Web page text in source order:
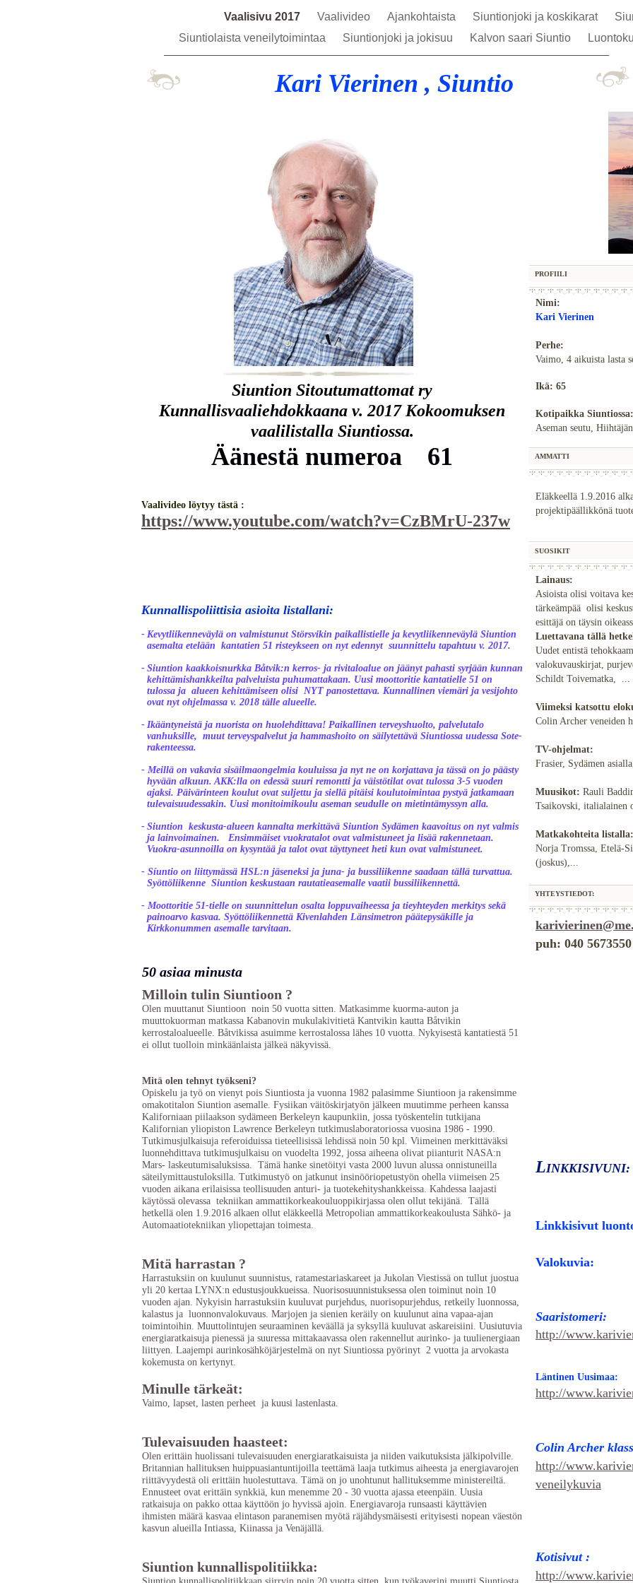
Vaalisivu 2017 Vaalivideo Ajankohtaista Siuntionjoki ja koskikarat
Siuntiolaista veneilytoimintaa
Siuntionjoki ja jokisuu Kalvon saari Siuntio
Kari Vierinen , Siuntio
50 asiaa minusta
Milloin tulin Siuntioon ?
Olen muuttanut Siuntioon noin 50 vuotta sitten. Matkasimme kuorma-auton ja
muuttokuorman matkassa Kabanovin mukulakivitietä Kantvikin kautta Båtvikin
kerrostaloalueelle. Båtvikissa asuimme kerrostalossa lähes 10 vuotta. Nykyisestä kantatiestä 51
ei ollut tuolloin minkäänlaista jälkeä näkyvissä.
Mitä olen tehnyt työkseni?
Opiskelu ja työ on vienyt pois Siuntiosta ja vuonna 1982 palasimme Siuntioon ja rakensimme
omakotitalon Siuntion asemalle. Fysiikan väitöskirjatyön jälkeen muutimme perheen kanssa
Kaliforniaan piilaakson sydämeen Berkeleyn kaupunkiin, jossa työskentelin tutkijana
Kalifornian yliopiston Lawrence Berkeleyn tutkimuslaboratoriossa vuosina 1986 - 1990.
Tutkimusjulkaisuja referoiduissa tieteellisissä lehdissä noin 50 kpl. Viimeinen merkittäväksi
luonnehdittava tutkimusjulkaisu on vuodelta 1992, jossa aiheena olivat piianturit NASA:n
Mars- laskeutumisaluksissa. Tämä hanke sinetöityi vasta 2000 luvun alussa onnistuneilla
säteilymittaustuloksilla. Tutkimustyö on jatkunut insinööriopetustyön ohella viimeisen 25
vuoden aikana erilaisissa teollisuuden anturi- ja tuotekehityshankkeissa. Kahdessa laajasti
käytössä olevassa tekniikan ammattikorkeakouluoppikirjassa olen ollut tekijänä. Tällä
hetkellä olen 1.9.2016 alkaen ollut eläkkeellä Metropolian ammattikorkeakoulusta Sähkö- ja
Automaatiotekniikan yliopettajan toimesta.
Mitä harrastan ?
Harrastuksiin on kuulunut suunnistus, ratamestariaskareet ja Jukolan Viestissä on tullut juostua
yli 20 kertaa LYNX:n edustusjoukkueissa. Nuorisosuunnistuksessa olen toiminut noin 10
vuoden ajan. Nykyisin harrastuksiin kuuluvat purjehdus, nuorisopurjehdus, retkeily luonnossa,
kalastus ja luonnonvalokuvaus. Marjojen ja sienien keräily on kuulunut aina vapaa-ajan
toimintoihin. Muuttolintujen seuraaminen keväällä ja syksyllä kuuluvat askareisiini. Uusiutuvia
energiaratkaisuja pienessä ja suuressa mittakaavassa olen rakennellut aurinko- ja tuulienergiaan
liittyen. Laajempi aurinkosähköjärjestelmä on nyt Siuntiossa pyörinyt 2 vuotta ja arvokasta
kokemusta on kertynyt.
Minulle tärkeät:
Vaimo, lapset, lasten perheet ja kuusi lastenlasta.
Tulevaisuuden haasteet:
Olen erittäin huolissani tulevaisuuden energiaratkaisuista ja niiden vaikutuksista jälkipolville.
Britannian hallituksen huippuasiantuntijoilla teettämä laaja tutkimus aiheesta ja energiavarojen
riittävyydestä oli erittäin huolestuttava. Tämä on jo unohtunut hallituksemme ministereiltä.
Ennusteet ovat erittäin synkkiä, kun menemme 20 - 30 vuotta ajassa eteenpäin. Uusia
ratkaisuja on pakko ottaa käyttöön jo hyvissä ajoin. Energiavaroja runsaasti käyttävien
ihmisten määrä kasvaa elintason paranemisen myötä räjähdysmäisesti erityisesti nopean väestön
kasvun alueilla Intiassa, Kiinassa ja Venäjällä.
Siuntion kunnallispolitiikka:
PROFIILI
Nimi:
Kari Vierinen
Perhe:
Vaimo, 4 aikuista lasta
Ikä: 65
Kotipaikka Siuntiossa:
Aseman seutu,
AMMATTI
Eläkkeellä 1.9.2016
projektipäällikkönä
SUOSIKIT
Lainaus:
Asioista olisi voitava
tärkeämpää olisi
esittäjä on täysin
Luettavana tällä
Uudet entistä
valokuvauskirjat,
Schildt Toivematka, ...
Viimeksi katsottu
Colin Archer veneiden
TV-ohjelmat:
Frasier, Sydämen
Muusikot: Rauli
Tsaikovski, italialainen
Matkakohteita listalla:
Norja Tromssa, Etelä-
(joskus),...
YHTEYSTIEDOT:
puh: 040 5673550
LINKKISIVUNI:
Linkkisivut
Valokuvia:
Saaristomeri:
http://
Läntinen Uusimaa:
http://
Colin Archer
http://
veneilykuvia
Kotisivut :
http://
Kunnallispoliittisia asioita listallani:
- Kevytliikenneväylä on valmistunut Störsvikin paikallistielle ja kevytliikenneväylä Siuntion
asemalta etelään kantatien 51 risteykseen on nyt edennyt suunnittelu tapahtuu v. 2017.
- Siuntion kaakkoisnurkka Båtvik:n kerros- ja rivitaloalue on jäänyt pahasti syrjään kunnan
kehittämishankkeilta palveluista puhumattakaan. Uusi moottoritie kantatielle 51 on
tulossa ja alueen kehittämiseen olisi NYT panostettava. Kunnallinen viemäri ja vesijohto
ovat nyt ohjelmassa v. 2018 tälle alueelle.
- Ikääntyneistä ja nuorista on huolehdittava! Paikallinen terveyshuolto, palvelutalo
vanhuksille, muut terveyspalvelut ja hammashoito on säilytettävä Siuntiossa uudessa Sote-
rakenteessa.
- Meillä on vakavia sisäilmaongelmia kouluissa ja nyt ne on korjattava ja tässä on jo päästy
hyvään alkuun. AKK:lla on edessä suuri remontti ja väistötilat ovat tulossa 3-5 vuoden
ajaksi. Päivärinteen koulut ovat suljettu ja siellä pitäisi koulutoimintaa pystyä jatkamaan
tulevaisuudessakin. Uusi monitoimikoulu aseman seudulle on mietintämyssyn alla.
- Siuntion keskusta-alueen kannalta merkittävä Siuntion Sydämen kaavoitus on nyt valmis
ja lainvoimainen. Ensimmäiset vuokratalot ovat valmistuneet ja lisää rakennetaan.
Vuokra-asunnoilla on kysyntää ja talot ovat täyttyneet heti kun ovat valmistuneet.
- Síuntio on liittymässä HSL:n jäseneksi ja juna- ja bussiliikenne saadaan tällä turvattua.
Syöttöliikenne Siuntion keskustaan rautatieasemalle vaatii bussiliikennettä.
- Moottoritie 51-tielle on suunnittelun osalta loppuvaiheessa ja tieyhteyden merkitys sekä
painoarvo kasvaa. Syöttöliikennettä Kivenlahden Länsimetron päätepysäkille ja
Kirkkonummen asemalle tarvitaan.
Siuntion Sitoutumattomat ry
Kunnallisvaaliehdokkaana v. 2017 Kokoomuksen
vaalilistalla Siuntiossa.
Äänestä numeroa 61
Vaalivideo löytyy tästä :
https://www.youtube.com/watch?v=CzBMrU-237w